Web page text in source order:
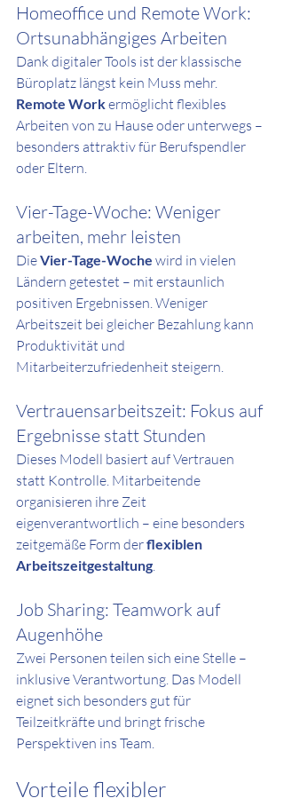
Homeoffice und Remote Work:
Ortsunabhängiges Arbeiten
Dank digitaler Tools ist der klassische
Büroplatz längst kein Muss mehr.
Remote Work ermöglicht flexibles
Arbeiten von zu Hause oder unterwegs –
besonders attraktiv für Berufspendler
oder Eltern.
Vier-Tage-Woche: Weniger
arbeiten, mehr leisten
Die Vier-Tage-Woche wird in vielen
Ländern getestet – mit erstaunlich
positiven Ergebnissen. Weniger
Arbeitszeit bei gleicher Bezahlung kann
Produktivität und
Mitarbeiterzufriedenheit steigern.
Vertrauensarbeitszeit: Fokus auf
Ergebnisse statt Stunden
Dieses Modell basiert auf Vertrauen
statt Kontrolle. Mitarbeitende
organisieren ihre Zeit
eigenverantwortlich – eine besonders
zeitgemäße Form der flexiblen
Arbeitszeitgestaltung.
Job Sharing: Teamwork auf
Augenhöhe
Zwei Personen teilen sich eine Stelle –
inklusive Verantwortung. Das Modell
eignet sich besonders gut für
Teilzeitkräfte und bringt frische
Perspektiven ins Team.
Vorteile flexibler